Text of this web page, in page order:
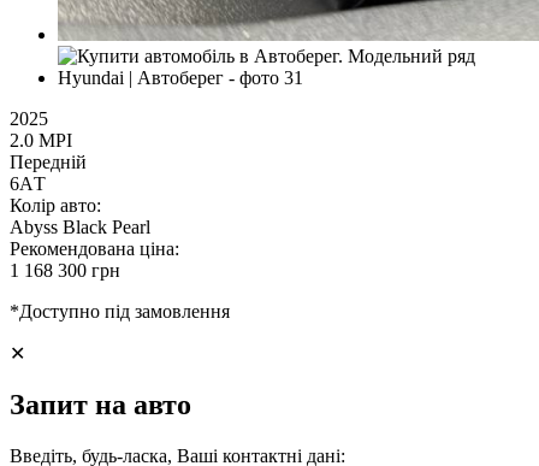
2025
2.0 MPI
Передній
6AТ
Колір авто:
Abyss Black Pearl
Рекомендована ціна:
1 168 300 грн
*Доступно під замовлення
✕
Запит на авто
Введіть, будь-ласка, Ваші контактні дані: